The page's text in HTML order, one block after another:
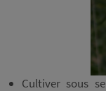
Cultiver sous